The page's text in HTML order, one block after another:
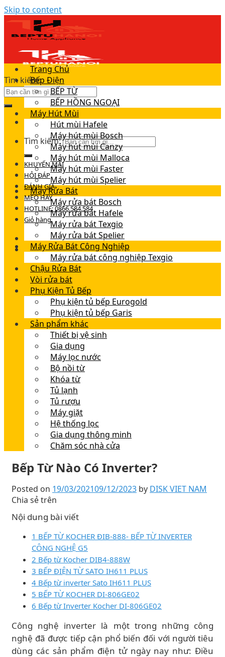
Skip to content
Tìm kiếm:
Tìm kiếm:
KHUYẾN MÃI
HỎI ĐÁP
ĐÁNH GIÁ
MẸO HAY
HOTLINE: 0866.584.584
Giỏ hàng
Trang Chủ
Bếp Điện
BẾP TỪ
BẾP HỒNG NGOẠI
Máy Hút Mùi
Hút mùi Hafele
Máy hút mùi Bosch
Máy hút mùi Canzy
Máy hút mùi Malloca
Máy hút mùi Faster
Máy hút mùi Spelier
Máy Rửa Bát
Máy rửa bát Bosch
Máy rửa bát Hafele
Máy rửa bát Texgio
Máy rửa bát Spelier
Máy Rửa Bát Công Nghiệp
Máy rửa bát công nghiệp Texgio
Chậu Rửa Bát
Vòi rửa bát
Phụ Kiện Tủ Bếp
Phụ kiện tủ bếp Eurogold
Phụ kiện tủ bếp Garis
Sản phẩm khác
Thiết bị vệ sinh
Gia dụng
Máy lọc nước
Bộ nồi từ
Khóa từ
Tủ lạnh
Tủ rượu
Máy giặt
Hệ thống lọc
Gia dụng thông minh
Chăm sóc nhà cửa
Bếp Từ Nào Có Inverter?
Posted on 19/03/202109/12/2023 by DISK VIET NAM
Chia sẻ trên
Nội dung bài viết
1 BẾP TỪ KOCHER ĐIB-888- BẾP TỪ INVERTER
CÔNG NGHỆ G5
2 Bếp từ Kocher DIB4-888W
3 BẾP ĐIỆN TỪ SATO IH611 PLUS
4 Bếp từ inverter Sato IH611 PLUS
5 BẾP TỪ KOCHER DI-806GE02
6 Bếp từ Inverter Kocher DI-806GE02
Công nghệ inverter là một trong những công
nghệ đã được tiếp cận phổ biến đối với người tiêu
dùng các sản phẩm điện tử ngày nay như: Điều